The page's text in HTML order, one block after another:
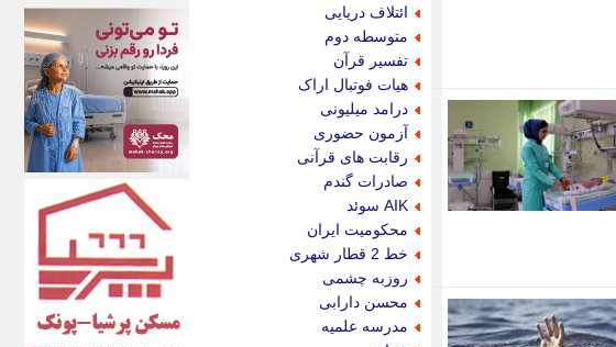
ائتلاف دریایی
متوسطه دوم
تفسیر قرآن
هیات فوتبال اراک
درامد میلیونی
آزمون حضوری
رقابت های قرآنی
صادرات گندم
AIK سوئد
محکومیت ایران
خط 2 قطار شهری
روزبه چشمی
محسن دارابی
مدرسه علمیه
اکوفارس
اکونگار
اکونیوز
الف
انتشار آنلاین
اندیشه قرن
اندیشه معاصر
اندیشه ها
انرژی پرس
ای استخدام
ایتنا
ایراف
ایران آرت
ایران آنلاین